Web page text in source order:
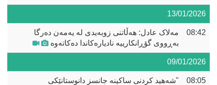
13/01/2026
08:42
مەلاک عادل: هەڵاتنی زوبەیدی لە یەمەن دەرگا
بەڕووی گۆڕانکارییە نادیارەکاندا دەکاتەوە
09/01/2026
08:05
"شەهید کردنی ساکینە جانسز دانوستانێکی